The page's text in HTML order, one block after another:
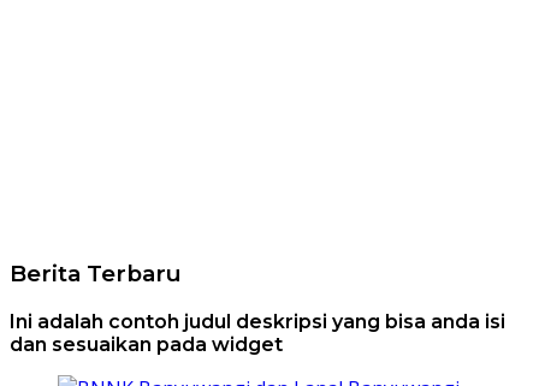
Berita Terbaru
Ini adalah contoh judul deskripsi yang bisa anda isi
dan sesuaikan pada widget